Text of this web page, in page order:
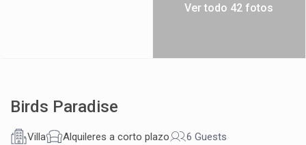
Ver todo 42 fotos
Birds Paradise
Villa Alquileres a corto plazo
6 Guests